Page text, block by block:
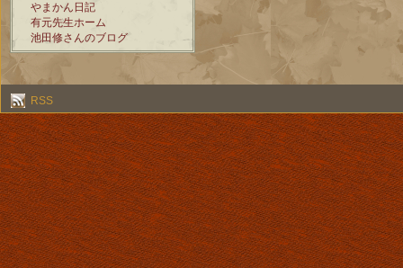
やまかん日記
有元先生ホーム
池田修さんのブログ
RSS